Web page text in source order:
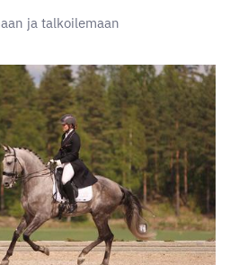
ja talkoilemaan